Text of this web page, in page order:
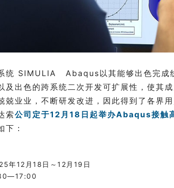
统 SIMULIA
Abaqus以其能够出色完成
及出色的跨系统二次开发可扩展性，使其
兢业业，不断研发改进，因此得到了各界
索公司定于12月18日起举办Abaqus接触
下：
年12月18日～12月19日